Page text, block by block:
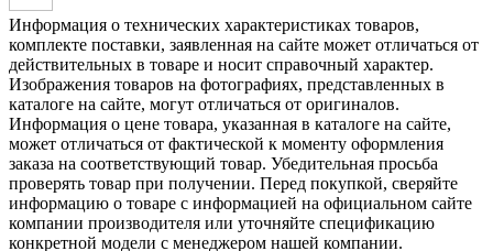
Информация о технических характеристиках товаров,
комплекте поставки, заявленная на сайте может отличаться от
действительных в товаре и носит справочный характер.
Изображения товаров на фотографиях, представленных в
каталоге на сайте, могут отличаться от оригиналов.
Информация о цене товара, указанная в каталоге на сайте,
может отличаться от фактической к моменту оформления
заказа на соответствующий товар. Убедительная просьба
проверять товар при получении. Перед покупкой, сверяйте
информацию о товаре с информацией на официальном сайте
компании производителя или уточняйте спецификацию
конкретной модели с менеджером нашей компании.